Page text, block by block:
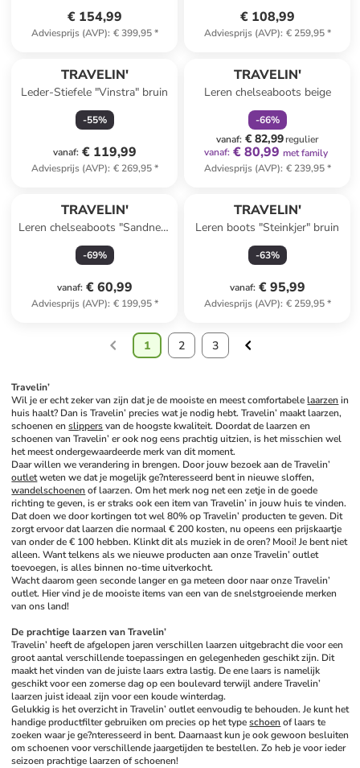
€ 154,99
Adviesprijs (AVP): € 399,95*
€ 108,99
Adviesprijs (AVP): € 259,95*
TRAVELIN'
Leder-Stiefele "Vinstra" bruin
-55%
vanaf: € 119,99
Adviesprijs (AVP): € 269,95*
TRAVELIN'
Leren chelseaboots beige
-66%
vanaf: € 82,99regulier
vanaf: € 80,99 met family
Adviesprijs (AVP): € 239,95*
TRAVELIN'
Leren chelseaboots "Sandnes"
bruin
-69%
vanaf: € 60,99
Adviesprijs (AVP): € 199,95*
TRAVELIN'
Leren boots "Steinkjer" bruin
-63%
vanaf: € 95,99
Adviesprijs (AVP): € 259,95*
1 2 3
Travelin’
Wil je er echt zeker van zijn dat je de mooiste en meest comfortabele laarzen in
huis haalt? Dan is Travelin’ precies wat je nodig hebt. Travelin’ maakt laarzen,
schoenen en slippers van de hoogste kwaliteit. Doordat de laarzen en
schoenen van Travelin’ er ook nog eens prachtig uitzien, is het misschien wel
het meest ondergewaardeerde merk van dit moment.
outlet
wandelschoenen of laarzen. Om het merk nog net een zetje in de goede
richting te geven, is er straks ook een item van Travelin’ in jouw huis te vinden.
Dat doen we door kortingen tot wel 80% op Travelin’ producten te geven. Dit
zorgt ervoor dat laarzen die normaal € 200 kosten, nu opeens een prijskaartje
van onder de € 100 hebben. Klinkt dit als muziek in de oren? Mooi! Je bent niet
alleen. Want telkens als we nieuwe producten aan onze Travelin’ outlet
toevoegen, is alles binnen no-time uitverkocht.
Wacht daarom geen seconde langer en ga meteen door naar onze Travelin’
outlet. Hier vind je de mooiste items van een van de snelstgroeiende merken
van ons land!
De prachtige laarzen van Travelin’
Travelin’ heeft de afgelopen jaren verschillen laarzen uitgebracht die voor een
groot aantal verschillende toepassingen en gelegenheden geschikt zijn. Dit
maakt het vinden van de juiste laars extra lastig. De ene laars is namelijk
geschikt voor een zomerse dag op een boulevard terwijl andere Travelin’
laarzen juist ideaal zijn voor een koude winterdag.
Gelukkig is het overzicht in Travelin’ outlet eenvoudig te behouden. Je kunt het
handige productfilter gebruiken om precies op het type schoen of laars te
zoeken waar je ge?nteresseerd in bent. Daarnaast kun je ook gewoon besluiten
om schoenen voor verschillende jaargetijden te bestellen. Zo heb je voor ieder
seizoen prachtige laarzen of schoenen!